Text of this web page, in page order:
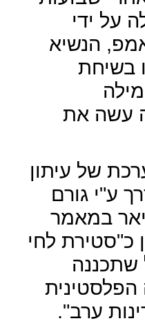
על ידי
הנשיא
בשיחת
עשה את
של עיתון
ע"י גורם
במאמר
כ"סטירת לחי
שתכננה
ערב".